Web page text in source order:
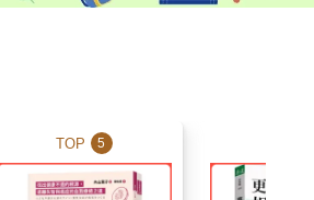
TOP 5